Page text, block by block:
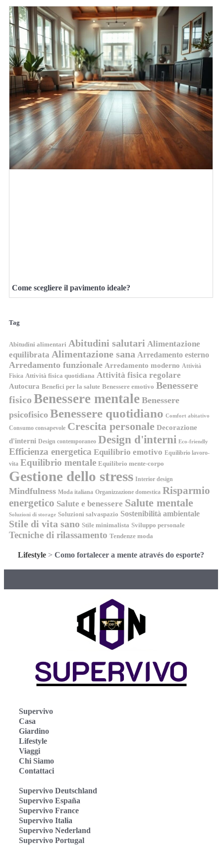
Come scegliere il pavimento ideale?
Tag
Abitudini alimentari Abitudini salutari Alimentazione
equilibrata Alimentazione sana Arredamento esterno
Arredamento funzionale Arredamento moderno Attività
Fisica Attività fisica quotidiana Attività fisica regolare
Autocura Benefici per la salute Benessere emotivo Benessere
fisico Benessere mentale Benessere
psicofisico Benessere quotidiano Comfort abitativo
Consumo consapevole Crescita personale Decorazione
d'interni Design contemporaneo Design d'interni Eco-friendly
Efficienza energetica Equilibrio emotivo Equilibrio lavoro-
vita Equilibrio mentale Equilibrio mente-corpo
Gestione dello stress Interior design
Mindfulness Moda italiana Organizzazione domestica Risparmio
energetico Salute e benessere Salute mentale
Soluzioni di storage Soluzioni salvaspazio Sostenibilità ambientale
Stile di vita sano Stile minimalista Sviluppo personale
Tecniche di rilassamento Tendenze moda
Lifestyle > Como fortalecer a mente através do esporte?
Supervivo
Casa
Giardino
Lifestyle
Viaggi
Chi Siamo
Contattaci
Supervivo Deutschland
Supervivo España
Supervivo France
Supervivo Italia
Supervivo Nederland
Supervivo Portugal